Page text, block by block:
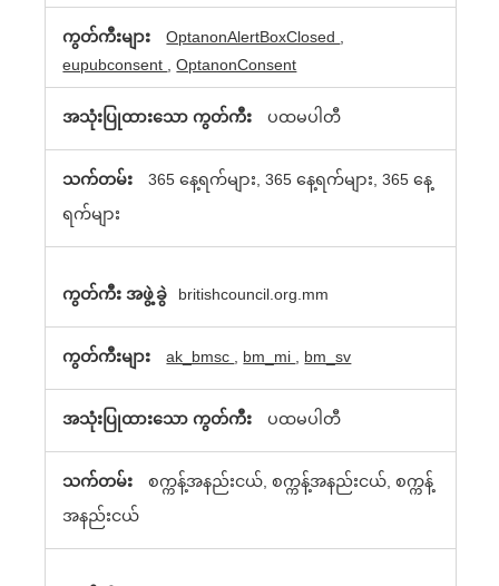
လို
အ
ပ္ေ
သာ
cookies
မ်ား
OptanonAlertBoxClosed
eupubconsent
,OptanonConsent
ပထမပါတီ
365 နေ့ရက်များ, 365 နေ့ရက်များ, 365 နေ့
ရက်များ
britishcouncil.org.mm
ak_bmsc bm_mi bm_sv
ပထမပါတီ
စက္ကန့်အနည်းငယ်, စက္ကန့်အနည်းငယ်, စက္ကန့်
အနည်းငယ်